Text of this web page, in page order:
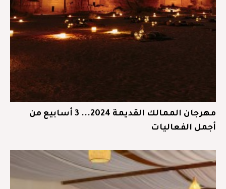
مهرجان الممالك القديمة 2024... 3 أسابيع من
أجمل الفعاليات